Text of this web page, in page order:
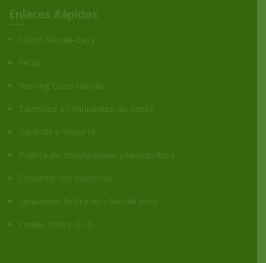
Enlaces Rápidos
Sobre Meraki-Easy
FAQs
Renting Cisco Meraki
Términos y condiciones de venta
Garantía y soporte
Política de devoluciones y reembolsos
Contacte con nosotros
Igualamos tu Precio – Meraki easy
Cookie Policy (EU)